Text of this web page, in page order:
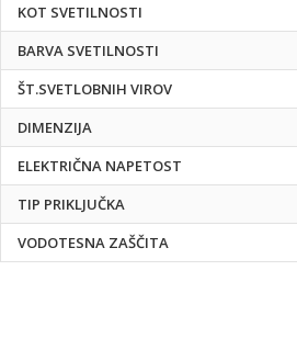
KOT SVETILNOSTI
BARVA SVETILNOSTI
ŠT.SVETLOBNIH VIROV
DIMENZIJA
ELEKTRIČNA NAPETOST
TIP PRIKLJUČKA
VODOTESNA ZAŠČITA